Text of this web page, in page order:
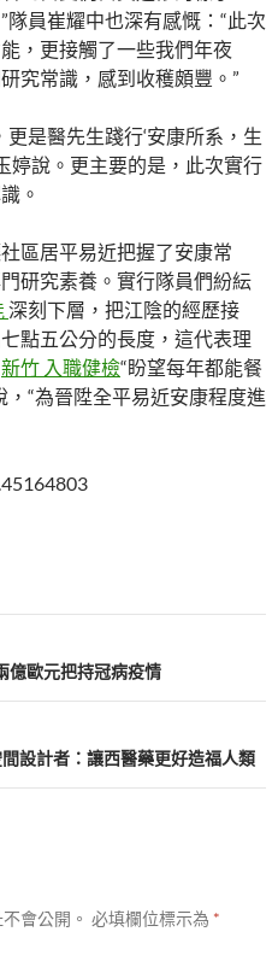
員崔耀中也深有感慨：“此次
，更接觸了一些我們年夜
究常識，感到收穫頗豐。”
是醫先生踐行‘安康所系，生
婷說。更主要的是，此次實行
。
區居平易近把握了安康常
研究素養。實行隊員們紛紜
深刻下層，把江陰的經歷接
點五公分的長度，這代表理
新竹 入職健檢“盼望每年都能餐
“為晉陞全平易近安康程度進
億歐元把持冠病疫情
設計者：讓西醫藥更好造福人類
會公開。 必填欄位標示為 *